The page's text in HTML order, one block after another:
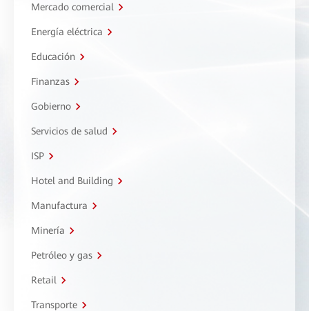
Mercado comercial
Energía eléctrica
Educación
Finanzas
Gobierno
Servicios de salud
ISP
Hotel and Building
Manufactura
Minería
Petróleo y gas
Retail
Transporte